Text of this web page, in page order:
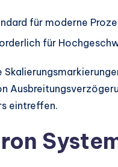
für moderne
für
eintreffen.